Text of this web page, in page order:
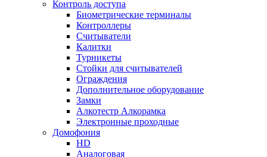
Контроль доступа
Биометрические терминалы
Контроллеры
Считыватели
Калитки
Турникеты
Стойки для считывателей
Ограждения
Дополнительное оборудование
Замки
Алкотестр Алкорамка
Электронные проходные
Домофония
HD
Аналоговая